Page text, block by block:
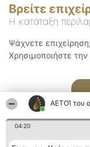
ΑΕΤΟΊ του
04:20
Βρείτε
Η κατάταξη
Ψάχνετε
Χρησιμοποιήστε